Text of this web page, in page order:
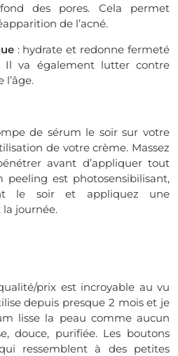
des pores. Cela permet
de l’acné.
: hydrate et redonne fermeté
va également lutter contre
l’âge.
de sérum le soir sur votre
de votre crème. Massez
avant d’appliquer tout
est photosensibilisant,
le soir et appliquez une
journée.
prix est incroyable au vu
depuis presque 2 mois et je
lisse la peau comme aucun
douce, purifiée. Les boutons
ressemblent à des petites